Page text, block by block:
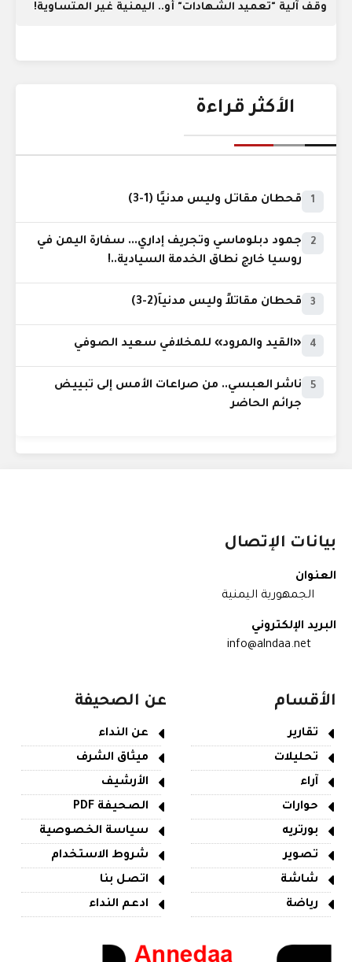
وقف آلية "تعميد الشهادات" أو.. اليمنية غير المتساوية!
الأكثر قراءة
1 قحطان مقاتل وليس مدنيًا (1-3)
2
جمود دبلوماسي وتجريف إداري... سفارة اليمن في
روسيا خارج نطاق الخدمة السيادية..!
3 قحطان مقاتلاً وليس مدنياً(2-3)
4 «القيد والمرود» للمخلافي سعيد الصوفي
5
ناشر العبسي.. من صراعات الأمس إلى تبييض
جرائم الحاضر
بيانات الإتصال
العنوان
الجمهورية اليمنية
البريد الإلكتروني
info@alndaa.net
الأقسام
تقارير
تحليلات
آراء
حوارات
بورتريه
تصوير
شاشة
رياضة
عن الصحيفة
عن النداء
ميثاق الشرف
الأرشيف
الصحيفة PDF
سياسة الخصوصية
شروط الاستخدام
اتصل بنا
ادعم النداء